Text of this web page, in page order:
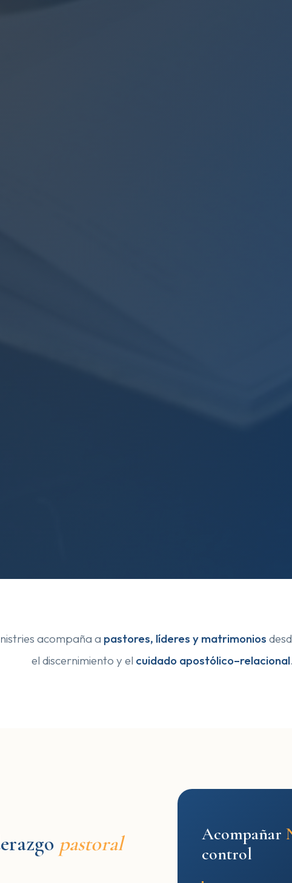
acompaña a pastores, líderes y matrimonios
el discernimiento y el cuidado apostólico–relacional.
pastoral
Acompañar
control